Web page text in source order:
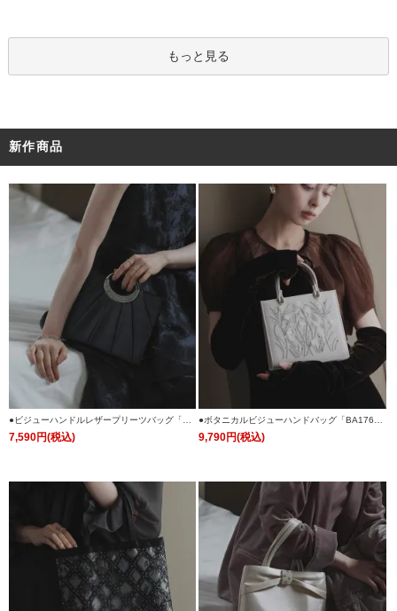
もっと見る
新作商品
●ビジューハンドルレザープリーツバッグ「BA
1765」
7,590円(税込)
●ボタニカルビジューハンドバッグ「BA176
3」
9,790円(税込)